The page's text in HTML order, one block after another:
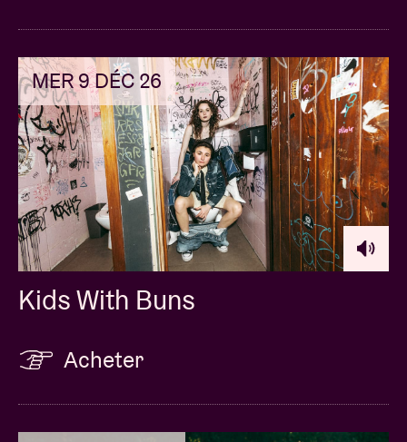
MER 9 DÉC 26
Kids With Buns
Acheter